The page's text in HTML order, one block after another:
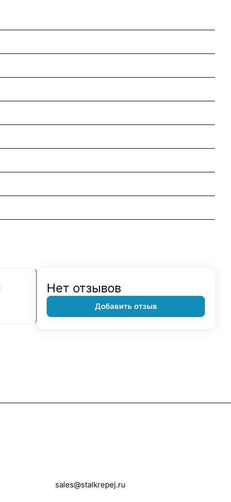
Нет отзывов
Добавить отзыв
sales@stalkrepej.ru